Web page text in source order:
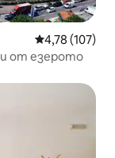
Средна
4,78 (107)
от езерото